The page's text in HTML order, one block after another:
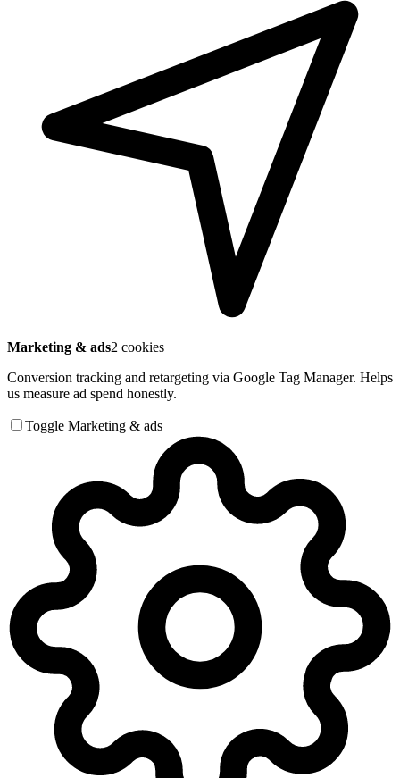
Marketing & ads2 cookies
Conversion tracking and retargeting via Google Tag Manager. Helps
us measure ad spend honestly.
Toggle Marketing & ads